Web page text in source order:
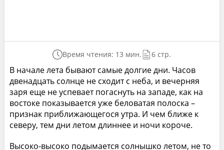
Время чтения: 13 мин. 6 стр.
В начале лета бывают самые долгие дни. Часов
двенадцать солнце не сходит с неба, и вечерняя
заря еще не успевает погаснуть на западе, как на
востоке показывается уже беловатая полоска –
признак приближающегося утра. И чем ближе к
северу, тем дни летом длиннее и ночи короче.
Высоко-высоко подымается солнышко летом, не то